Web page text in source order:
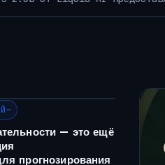
— это ещё
прогнозирования